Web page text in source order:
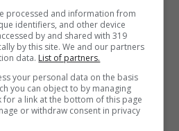
fino al 30 ottobre: i dettagli –
Profilo Ufficiale
processed and information from
identifiers, and other device
by and shared with 319
by this site. We and our partners
data. List of partners.
your personal data on the basis
you can object to by managing
a link at the bottom of this page
or withdraw consent in privacy